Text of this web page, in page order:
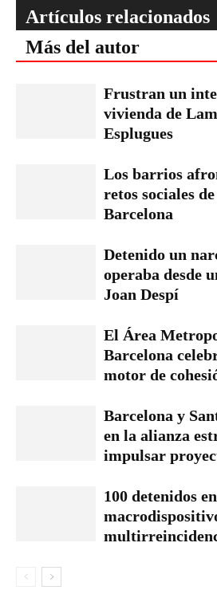
Artículos relacionados
Más del autor
Frustran un
vivienda de
Esplugues
Los barrios
retos sociales
Barcelona
Detenido un
operaba desde
Joan Despí
El Área
Barcelona
motor de
Barcelona y
en la alianza
impulsar
100 detenidos